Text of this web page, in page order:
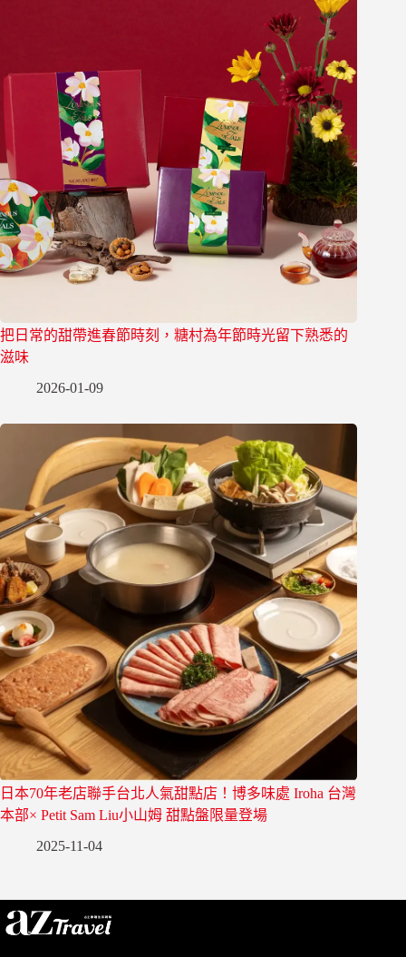
把日常的甜帶進春節時刻，糖村為年節時光留下熟悉的
滋味
2026-01-09
日本70年老店聯手台北人氣甜點店！博多味處 Iroha 台灣
本部× Petit Sam Liu小山姆 甜點盤限量登場
2025-11-04